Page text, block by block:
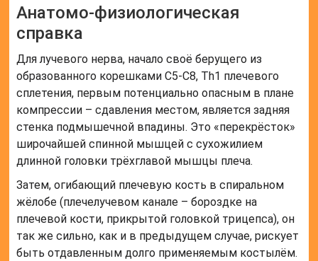
Анатомо-физиологическая
справка
Для лучевого нерва, начало своё берущего из
образованного корешками C5-C8, Th1 плечевого
сплетения, первым потенциально опасным в плане
компрессии – сдавления местом, является задняя
стенка подмышечной впадины. Это «перекрёсток»
широчайшей спинной мышцей с сухожилием
длинной головки трёхглавой мышцы плеча.
Затем, огибающий плечевую кость в спиральном
жёлобе (плечелучевом канале – бороздке на
плечевой кости, прикрытой головкой трицепса), он
так же сильно, как и в предыдущем случае, рискует
быть отдавленным долго применяемым костылём.